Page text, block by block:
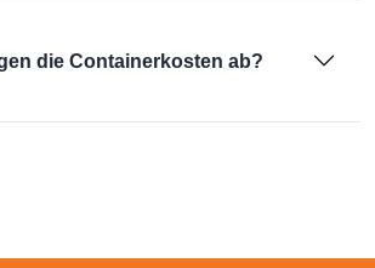
die Containerkosten ab?